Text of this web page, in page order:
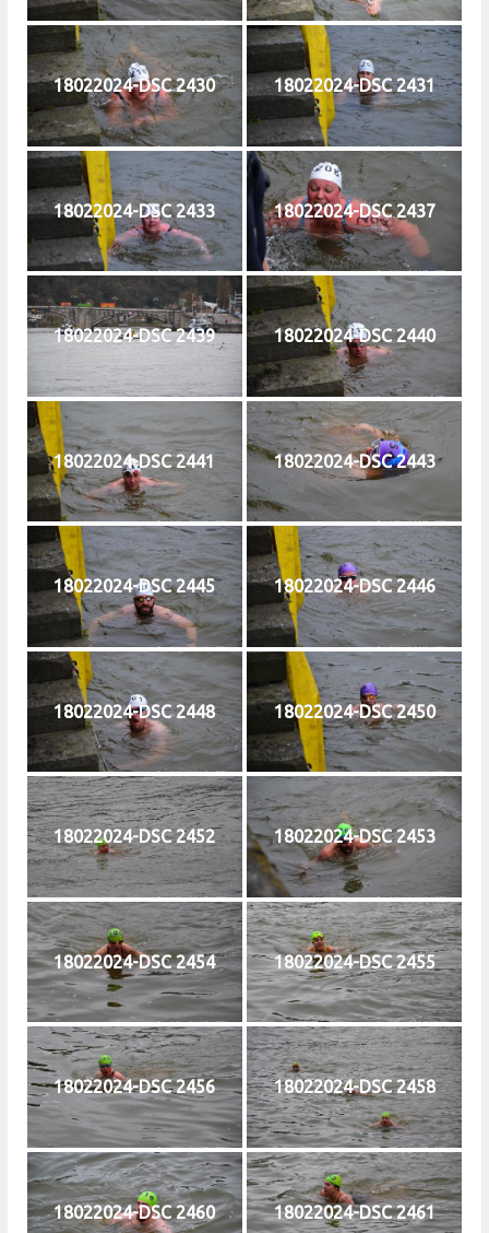
18022024-DSC 2430 18022024-DSC 2431
18022024-DSC 2433 18022024-DSC 2437
18022024-DSC 2439 18022024-DSC 2440
18022024-DSC 2441 18022024-DSC 2443
18022024-DSC 2445 18022024-DSC 2446
18022024-DSC 2448 18022024-DSC 2450
18022024-DSC 2452 18022024-DSC 2453
18022024-DSC 2454 18022024-DSC 2455
18022024-DSC 2456 18022024-DSC 2458
18022024-DSC 2460 18022024-DSC 2461